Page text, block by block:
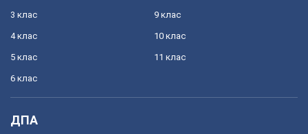
3 клас
4 клас
5 клас
6 клас
9 клас
10 клас
11 клас
ДПА